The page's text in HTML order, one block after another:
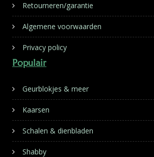
Retourneren/garantie
Algemene voorwaarden
Privacy policy
Populair
Geurblokjes & meer
Kaarsen
Schalen & dienbladen
Shabby